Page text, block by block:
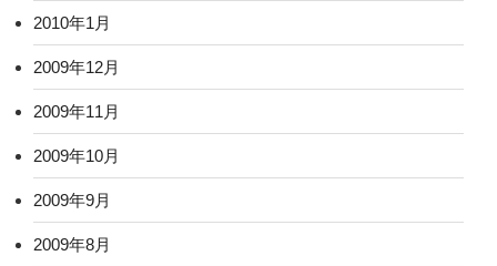
2010年1月
2009年12月
2009年11月
2009年10月
2009年9月
2009年8月